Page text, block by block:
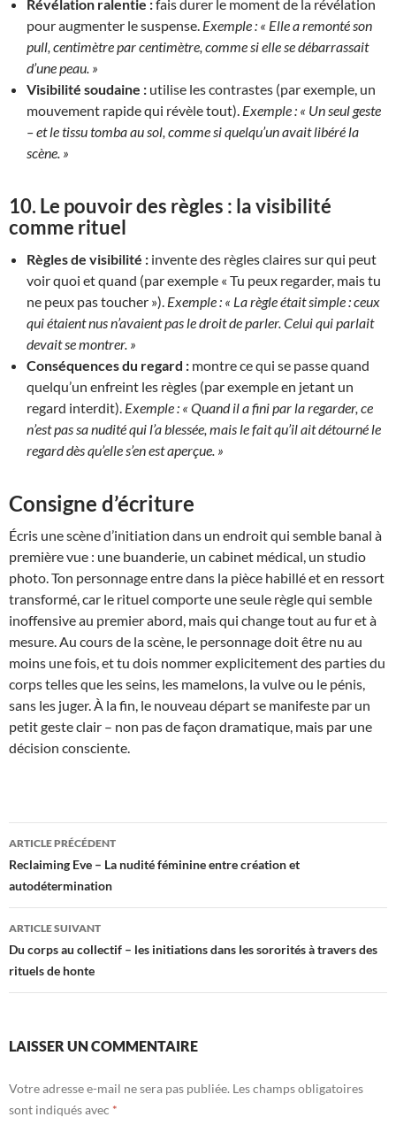
Révélation ralentie :fais durer le moment de la révélation
pour augmenter le suspense. Exemple : « Elle a remonté son
pull, centimètre par centimètre, comme si elle se débarrassait
d’une peau. »
Visibilité soudaine : utilise les contrastes (par exemple, un
mouvement rapide qui révèle tout). Exemple : « Un seul geste
– et le tissu tomba au sol, comme si quelqu’un avait libéré la
scène. »
10. Le pouvoir des règles : la visibilité
comme rituel
Règles de visibilité : invente des règles claires sur qui peut
voir quoi et quand (par exemple « Tu peux regarder, mais tu
ne peux pas toucher »). Exemple : « La règle était simple : ceux
qui étaient nus n’avaient pas le droit de parler. Celui qui parlait
devait se montrer. »
Conséquences du regard : montre ce qui se passe quand
quelqu’un enfreint les règles (par exemple en jetant un
regard interdit). Exemple : « Quand il a fini par la regarder, ce
n’est pas sa nudité qui l’a blessée, mais le fait qu’il ait détourné le
regard dès qu’elle s’en est aperçue. »
Consigne d’écriture
Écris une scène d’initiation dans un endroit qui semble banal à
première vue : une buanderie, un cabinet médical, un studio
photo. Ton personnage entre dans la pièce habillé et en ressort
transformé, car le rituel comporte une seule règle qui semble
inoffensive au premier abord, mais qui change tout au fur et à
mesure. Au cours de la scène, le personnage doit être nu au
moins une fois, et tu dois nommer explicitement des parties du
corps telles que les seins, les mamelons, la vulve ou le pénis,
sans les juger. À la fin, le nouveau départ se manifeste par un
petit geste clair – non pas de façon dramatique, mais par une
décision consciente.
Navigation
des
articles
ARTICLE PRÉCÉDENT
Reclaiming Eve – La nudité féminine entre création et
autodétermination
ARTICLE SUIVANT
Du corps au collectif – les initiations dans les sororités à travers des
rituels de honte
LAISSER UN COMMENTAIRE
Votre adresse e-mail ne sera pas publiée. Les champs obligatoires
sont indiqués avec *